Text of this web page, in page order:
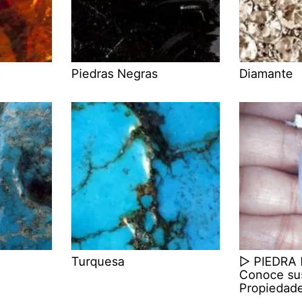
Piedras Negras Diamante
Turquesa
▷ PIEDRA
Conoce